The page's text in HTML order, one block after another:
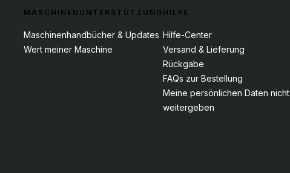
MASCHINENUNTERSTÜTZUNG
Maschinenhandbücher & Updates
Wert meiner Maschine
HILFE
Hilfe-Center
Versand & Lieferung
Rückgabe
FAQs zur Bestellung
Meine persönlichen Daten nicht
weitergeben